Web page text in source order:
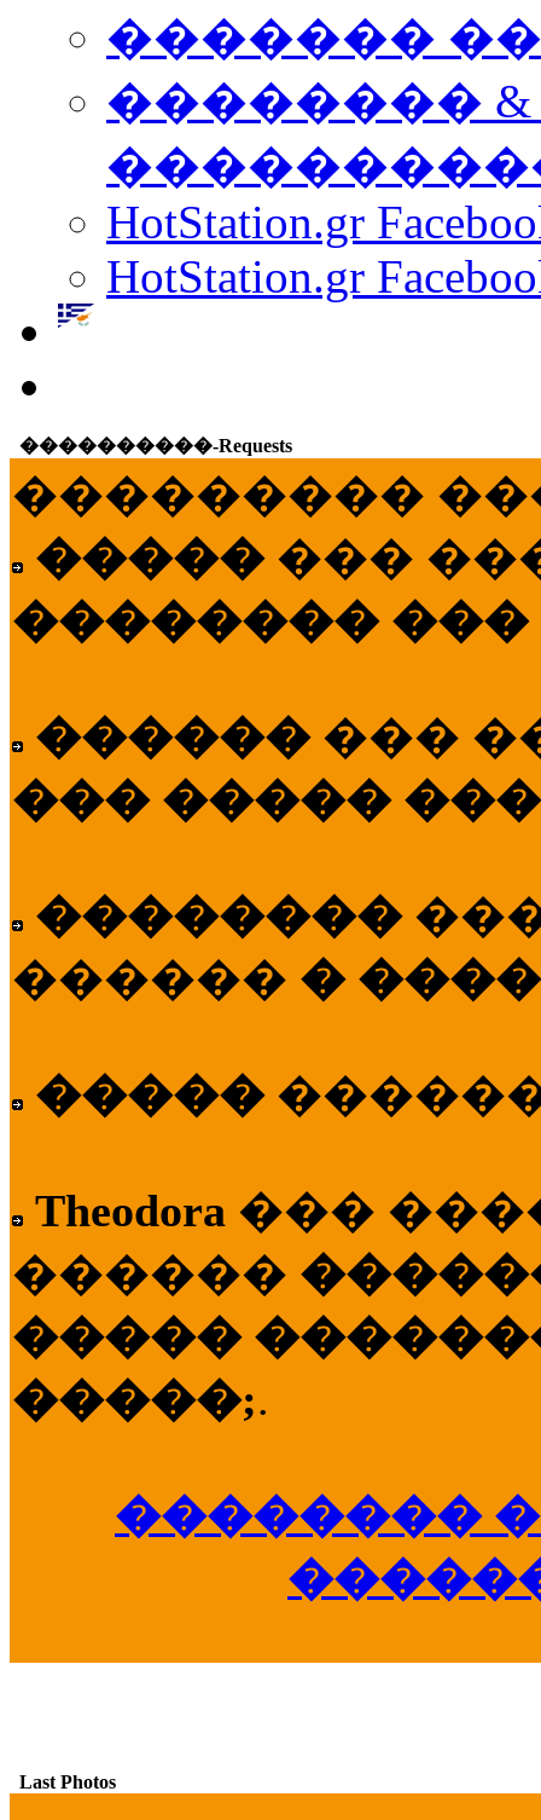
������� ���
��������
HotStation.gr
HotStation.gr
����������-Requests
���������
����� ���
�������� ���
������ ���
��� �����
��������
������ �
�����
Theodora ���
������
�����
�����;.
��������
Last Photos